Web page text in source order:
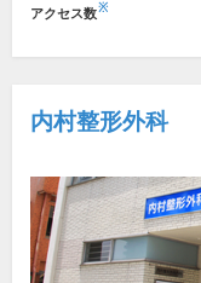
アクセス数※
内村整形外科